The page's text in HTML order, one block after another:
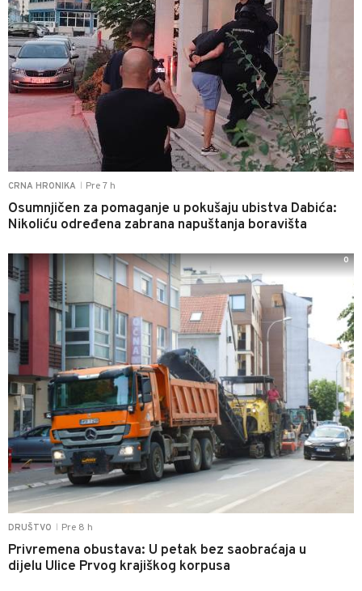
CRNA HRONIKA Pre 7 h
Osumnjičen za pomaganje u pokušaju ubistva Dabića:
Nikoliću određena zabrana napuštanja boravišta
DRUŠTVO Pre 8 h
Privremena obustava: U petak bez saobraćaja u
dijelu Ulice Prvog krajiškog korpusa
0